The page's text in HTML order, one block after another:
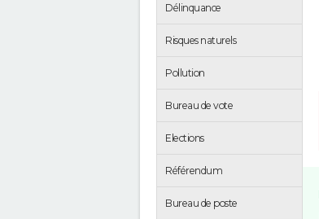
Délinquance
Risques naturels
Pollution
Bureau de vote
Elections
Référendum
Bureau de poste